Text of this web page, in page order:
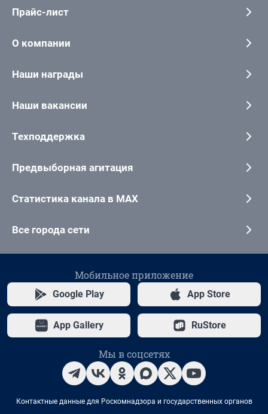
Прайс-лист
О компании
Наши награды
Наши вакансии
Техподдержка
Предвыборная агитация
Статистика канала в MAX
Все города сети
Мобильное приложение
Google Play App Store
App Gallery RuStore
Мы в соцсетях
Контактные данные для Роскомнадзора и государственных органов